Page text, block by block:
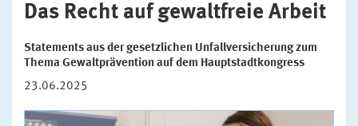
Das Recht auf gewaltfreie Arbeit
Statements aus der gesetzlichen Unfallversicherung zum
Thema Gewaltprävention auf dem Hauptstadtkongress
23.06.2025